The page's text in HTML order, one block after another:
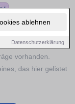
ablehnen
Datenschutzerklärung
vorhanden.
das hier gelistet